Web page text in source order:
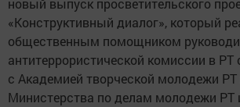
новый выпуск просветительского
«Конструктивный диалог», который
общественным помощником
антитеррористической комиссии в РТ
с Академией творческой молодежи
Министерства по делам молодежи РТ